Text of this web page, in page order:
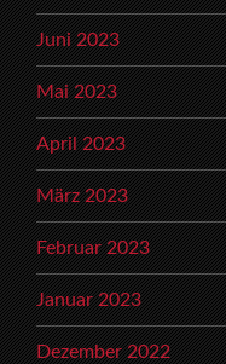
Juni 2023
Mai 2023
April 2023
März 2023
Februar 2023
Januar 2023
Dezember 2022